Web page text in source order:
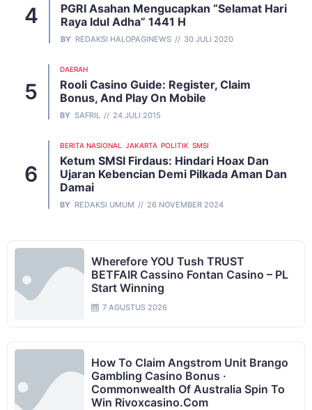
PGRI Asahan Mengucapkan “Selamat Hari
Raya Idul Adha” 1441 H
BY REDAKSI HALOPAGINEWS 30 JULI 2020
DAERAH
Rooli Casino Guide: Register, Claim
Bonus, And Play On Mobile
BY SAFRIL 24 JULI 2015
BERITA NASIONAL JAKARTA POLITIK SMSI
Ketum SMSI Firdaus: Hindari Hoax Dan
Ujaran Kebencian Demi Pilkada Aman Dan
Damai
BY REDAKSI UMUM 26 NOVEMBER 2024
Wherefore YOU Tush TRUST
BETFAIR Cassino Fontan Casino – PL
Start Winning
7 AGUSTUS 2026
How To Claim Angstrom Unit Brango
Gambling Casino Bonus ·
Commonwealth Of Australia Spin To
Win Rivoxcasino.com